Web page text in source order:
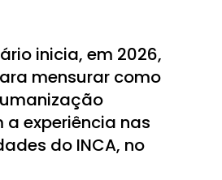
NaN de 5 estrelas.
inicia, em 2026,
mensurar como
a experiência nas
do INCA, no